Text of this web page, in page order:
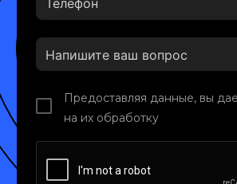
Предоставляя данные, вы
на их обработку